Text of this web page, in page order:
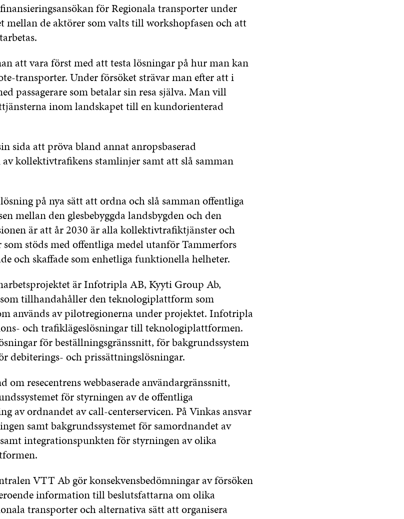
för Regionala transporter under
mellan de aktörer som valts till workshopfasen och att
att vara först med att testa lösningar på hur man kan
transporter. Under försöket strävar man efter att i
passagerare som betalar sin resa själva. Man vill
inom landskapet till en kundorienterad
sida att pröva bland annat anropsbaserad
kollektivtrafikens stamlinjer samt att slå samman
på nya sätt att ordna och slå samman offentliga
mellan den glesbebyggda landsbygden och den
är att år 2030 är alla kollektivtrafiktjänster och
stöds med offentliga medel utanför Tammerfors
och skaffade som enhetliga funktionella helheter.
är Infotripla AB, Kyyti Group Ab,
tillhandahåller den teknologiplattform som
används av pilotregionerna under projektet. Infotripla
och trafiklägeslösningar till teknologiplattformen.
för beställningsgränssnitt, för bakgrundssystem
debiterings- och prissättningslösningar.
om resecentrens webbaserade användargränssnitt,
för styrningen av de offentliga
av ordnandet av call-centerservicen. På Vinkas ansvar
samt bakgrundssystemet för samordnandet av
integrationspunkten för styrningen av olika
VTT Ab gör konsekvensbedömningar av försöken
information till beslutsfattarna om olika
transporter och alternativa sätt att organisera